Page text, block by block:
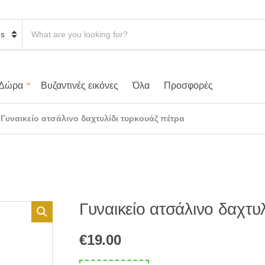
p
d
Βυζαντινές εικόνες Όλα Προσφορές
Γυναικείο ατσάλινο δαχτυλίδι τυρκουάζ πέτρα
Γυναικείο ατσάλινο
€19.00